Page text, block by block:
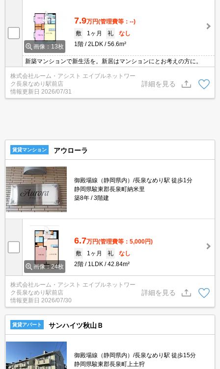
画像：13枚
7.9万円(管理費等：--)
敷
1ヶ月 礼
なし
1階
2LDK 56.6m²
新築マンションで新生活を。新居はマンションにとお考えの方に。
株式会社ルーム・アシスト エイブルネットワー
ク長泉なめり駅前店
情報更新日 2026/07/31
詳細を見る
賃貸マンション アウローラ
御殿場線（静岡県内）/長泉なめり駅 徒歩1分
静岡県駿東郡長泉町納米里
築8年
3階建
画像：24枚
6.7万円(管理費等：5,000円)
敷
1ヶ月 礼
なし
2階
1LDK 42.84m²
株式会社ルーム・アシスト エイブルネットワー
ク長泉なめり駅前店
情報更新日 2026/07/30
詳細を見る
賃貸アパート サンハイツ秋山Ｂ
御殿場線（静岡県内）/長泉なめり駅 徒歩15分
静岡県駿東郡長泉町上土狩